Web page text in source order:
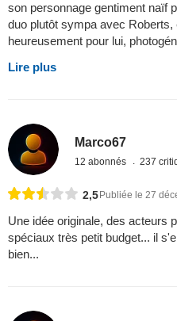
son personnage gentiment naïf
duo plutôt sympa avec
heureusement pour lui,
Lire plus
Marco67
12 abonnés 237
2,5Publiée le 27
Une idée originale, des acteurs
spéciaux très petit budget... il
bien...